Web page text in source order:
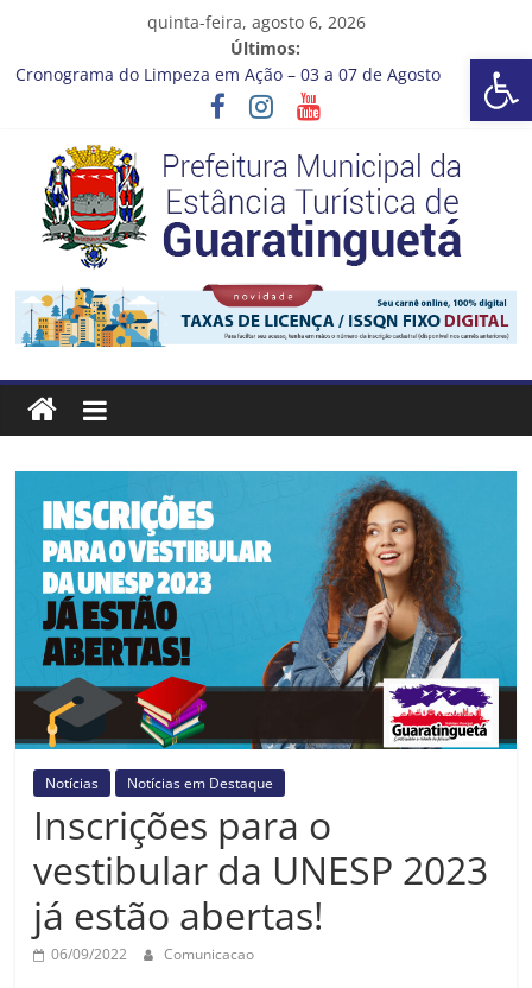
Barra de Ferramentas Aberta
quinta-feira, agosto 6, 2026
Últimos:
Cronograma do Limpeza em Ação – 03 a 07 de Agosto
Prefeitura de Guaratinguetá entrega revitalização da Praça
Vem conferir como nossos alunos estão ainda mais lindos!
CRONOGRAMA DE LAVAGEM E LIMPEZA DOS RESERVATÓRIOS
Guaratinguetá se destaca em competições esportivas da
região
Prefeitura
Estância
Turística
Guaratinguetá
Prefeitura
Estância
Turística
Guaratinguetá
Notícias Notícias em Destaque
Inscrições para o
vestibular da UNESP 2023
já estão abertas!
06/09/2022 Comunicacao